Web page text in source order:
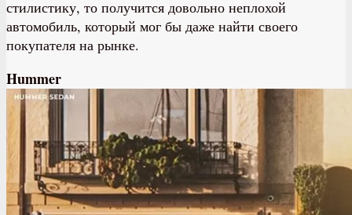
стилистику, то получится довольно неплохой
автомобиль, который мог бы даже найти своего
покупателя на рынке.
Hummer